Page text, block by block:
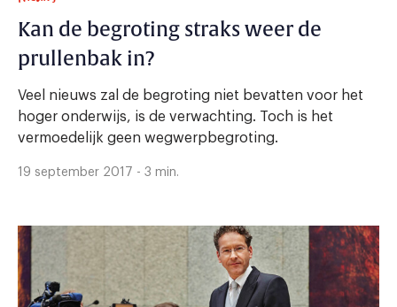
Kan de begroting straks weer de
prullenbak in?
Veel nieuws zal de begroting niet bevatten voor het
hoger onderwijs, is de verwachting. Toch is het
vermoedelijk geen wegwerpbegroting.
19 september 2017 - 3 min.